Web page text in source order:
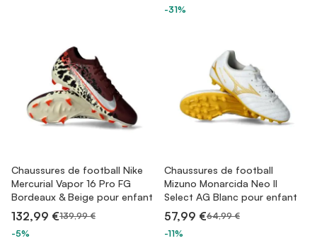
-31%
Chaussures de football Nike
Mercurial Vapor 16 Pro FG
Bordeaux & Beige pour enfant
132,99 €139,99 €
-5%
Chaussures de football
Mizuno Monarcida Neo II
Select AG Blanc pour enfant
57,99 €64,99 €
-11%